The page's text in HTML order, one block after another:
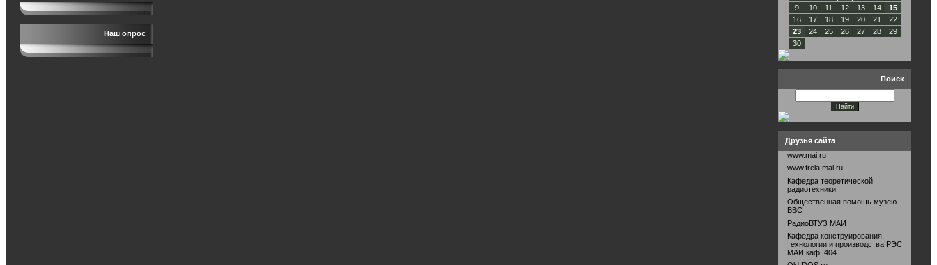
Наш опрос
9
10 11 12 13 14
15
16
17 18 19 20 21
22
23
24 25 26 27 28
29
30
Поиск
Друзья сайта
www.mai.ru
www.frela.mai.ru
Кафедра теоретической
радиотехники
Общественная помощь музею
ВВС
РадиоВТУЗ МАИ
Кафедра конструирования,
технологии и производства РЭС
МАИ каф. 404